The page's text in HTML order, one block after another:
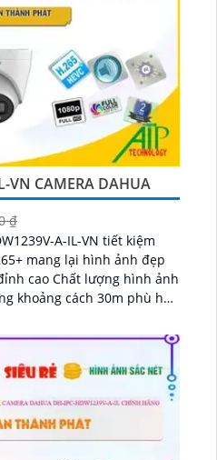
VN CAMERA DAHUA
₫
A-IL-VN tiết kiệm
mang lại hình ảnh đẹp
cao Chất lượng hình ảnh
khoảng cách 30m phù hợp